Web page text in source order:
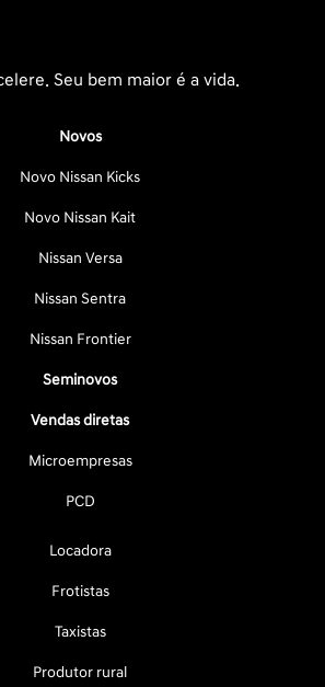
Seu bem maior é a vida.
Novos
Novo Nissan Kicks
Novo Nissan Kait
Nissan Versa
Nissan Sentra
Nissan Frontier
Seminovos
Vendas diretas
Microempresas
PCD
Locadora
Frotistas
Taxistas
Produtor rural